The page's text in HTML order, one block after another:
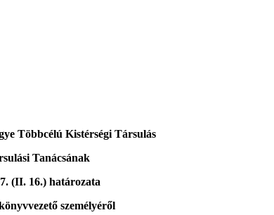
Többcélú Kistérségi Társulás
Tanácsának
(II. 16.) határozata
személyéről